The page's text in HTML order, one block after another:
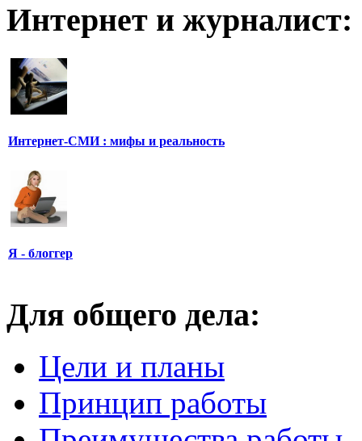
Интернет и журналист:
Интернет-СМИ : мифы и реальность
Я - блоггер
Для общего дела:
Цели и планы
Принцип работы